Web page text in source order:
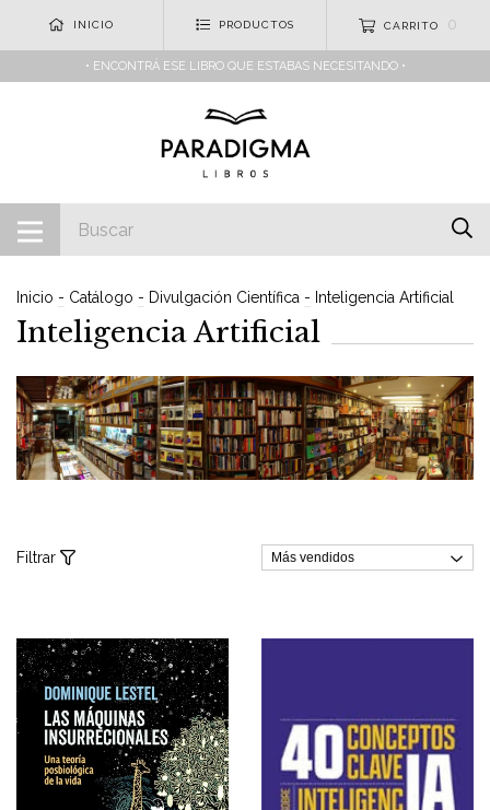
INICIO PRODUCTOS CARRITO 0
• ENCONTRÁ ESE LIBRO QUE ESTABAS NECESITANDO •
Inicio - Catálogo - Divulgación Científica - Inteligencia Artificial
Inteligencia Artificial
Filtrar